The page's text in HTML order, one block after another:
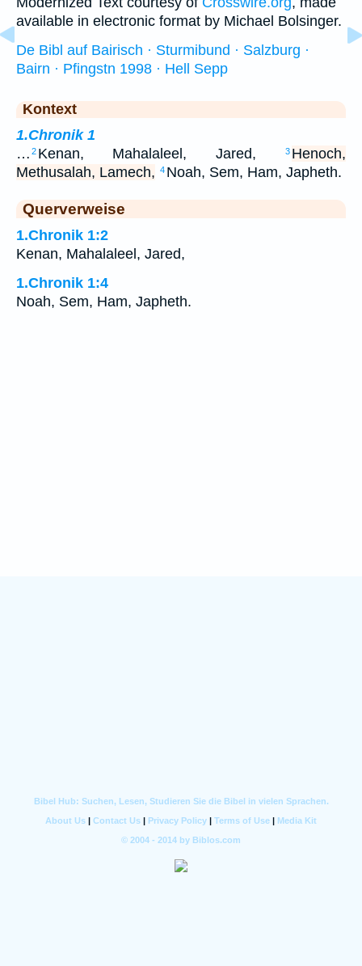
available in electronic format by Michael Bolsinger.
De Bibl auf Bairisch · Sturmibund · Salzburg ·
Bairn · Pfingstn 1998 · Hell Sepp
Kontext
1.Chronik 1
… 2 Kenan, Mahalaleel, Jared, 3 Henoch,
Methusalah, Lamech, 4 Noah, Sem, Ham, Japheth.
Querverweise
1.Chronik 1:2
Kenan, Mahalaleel, Jared,
1.Chronik 1:4
Noah, Sem, Ham, Japheth.